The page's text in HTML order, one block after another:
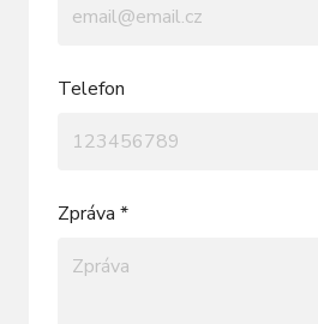
Telefon
Zpráva *